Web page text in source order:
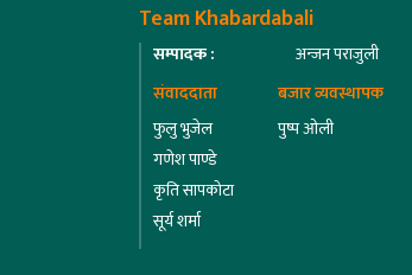
Team Khabardabali
सम्पादक :
अन्जन पराजुली
संवाददाता
फुलु भुजेल
गणेश पाण्डे
कृति सापकोटा
सूर्य शर्मा
बजार व्यवस्थापक
पुष्प ओली